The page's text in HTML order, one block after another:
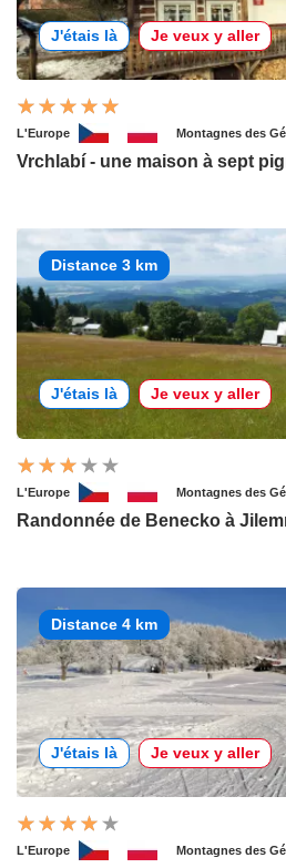
J'étais là Je veux y aller
L'Europe Montagnes des
Vrchlabí - une maison à sept
Distance 3 km
J'étais là Je veux y aller
L'Europe Montagnes des
Randonnée de Benecko à
Distance 4 km
J'étais là Je veux y aller
L'Europe Montagnes des